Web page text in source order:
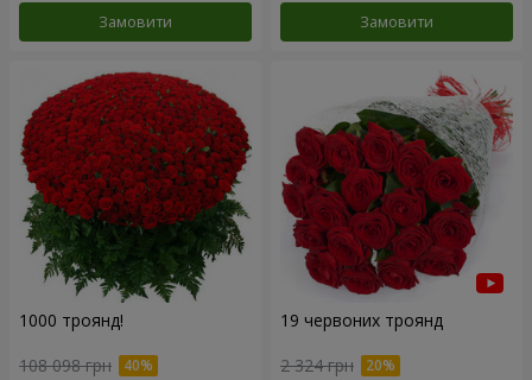
Замовити Замовити
1000 троянд!
108 098 грн
19 червоних троянд
2 324 грн